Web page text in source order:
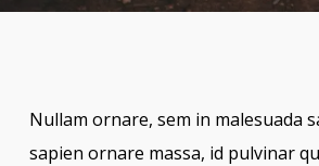
Nullam ornare, sem in malesuada
sapien ornare massa, id pulvinar